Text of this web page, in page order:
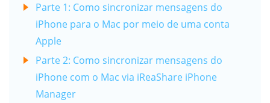
Parte 1: Como sincronizar mensagens do
iPhone para o Mac por meio de uma conta
Apple
Parte 2: Como sincronizar mensagens do
iPhone com o Mac via iReaShare iPhone
Manager